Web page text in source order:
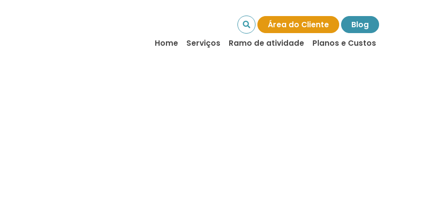
Área do Cliente
Blog
Home
Serviços Ramo de atividade Planos e Custos